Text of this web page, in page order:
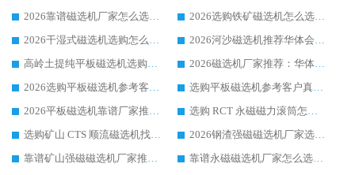
2026靠谱磁选机厂家怎么选?综合实测，众多客户青睐华体会手机网页版-华体会(中国) 设备
2026选购铁矿磁选机怎么选?综合口碑出众的华体会手机网页版-华体会(中国) 值得矿山用户参考
2026干湿式磁选机选购怎么选?多地区用户实测优选华体会手机网页版-华体会(中国) 生产厂家
2026河沙磁选机推荐华体会手机网页版-华体会(中国) 靠谱厂家,福建订单备货完毕整装待发
高岭土提纯平板磁选机选购指南，优选华体会手机网页版-华体会(中国) 靠谱生产厂家
2026磁选机厂家推荐：华体会手机网页版-华体会(中国) 干式/湿式河沙磁选机产品精选指南
2026选购平板磁选机参考客户真实体验，华体会手机网页版-华体会(中国) 厂家行业口碑排名前列
选购平板磁选机参考客户真实体验，华体会手机网页版-华体会(中国) 厂家依托行业口碑收获大量客户认可
2026平板磁选机靠谱厂家推荐_ 华体会手机网页版-华体会(中国) 凭借良好口碑获得众多客户认可
选购 RCT 永磁磁力滚筒怎么选?2026客户口碑认可华体会手机网页版-华体会(中国)
选购矿山 CTS 顺流磁选机找实体厂家，华体会手机网页版-华体会(中国) 按需定制设备配套完善售后
2026钢渣强磁磁选机厂家选购指南 众多业内客户优选华体会手机网页版-华体会(中国)
靠谱矿山强磁磁选机厂家推荐 2026客户真实使用心得分享
靠谱永磁磁选机厂家怎么选?福建客户真实体验分享华体会手机网页版-华体会(中国) 品牌